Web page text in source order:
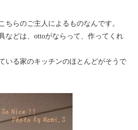
ちらのご主人によるものなんです。
などは、ottoがならって、作ってくれ
いる家のキッチンのほとんどがそうで